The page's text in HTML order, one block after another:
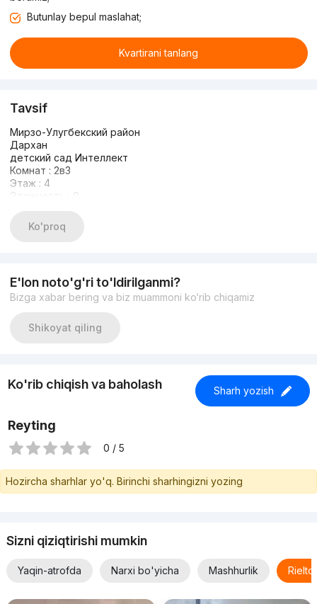
Butunlay bepul maslahat;
Kvartirani tanlang
Tavsif
Мирзо-Улугбекский район
Дархан
детский сад Интеллект
Комнат : 2в3
Этаж : 4
Этажность : 9
ОТДЕЛЬНЫЙ ВХОД
Зал 5х5
Тёплый пол
Полимерный ламинат (не боится воды, износостойкий и
Сантехника Grohe (Германия)
Современные жалюзи с электроприводом
Цена: 105 000y.e
Ko'proq
E'lon noto'g'ri to'ldirilganmi?
Bizga xabar bering va biz muammoni ko‘rib chiqamiz
Shikoyat qiling
Ko'rib chiqish va baholash Sharh yozish
Reyting
0 / 5
Hozircha sharhlar yo'q. Birinchi sharhingizni yozing
Sizni qiziqtirishi mumkin
Yaqin-atrofda Narxi bo'yicha Mashhurlik